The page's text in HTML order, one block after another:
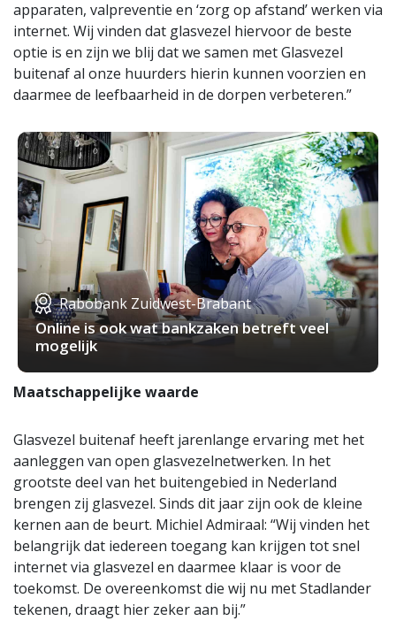
apparaten, valpreventie en ‘zorg op afstand’ werken via
internet. Wij vinden dat glasvezel hiervoor de beste
optie is en zijn we blij dat we samen met Glasvezel
buitenaf al onze huurders hierin kunnen voorzien en
daarmee de leefbaarheid in de dorpen verbeteren.”
Rabobank Zuidwest-Brabant
Online is ook wat bankzaken betreft veel
mogelijk
Maatschappelijke waarde
Glasvezel buitenaf heeft jarenlange ervaring met het
aanleggen van open glasvezelnetwerken. In het
grootste deel van het buitengebied in Nederland
brengen zij glasvezel. Sinds dit jaar zijn ook de kleine
kernen aan de beurt. Michiel Admiraal: “Wij vinden het
belangrijk dat iedereen toegang kan krijgen tot snel
internet via glasvezel en daarmee klaar is voor de
toekomst. De overeenkomst die wij nu met Stadlander
tekenen, draagt hier zeker aan bij.”